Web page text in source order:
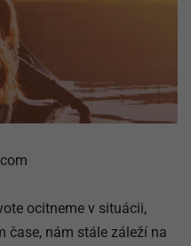
ocitneme v situácii,
čase, nám stále záleží na